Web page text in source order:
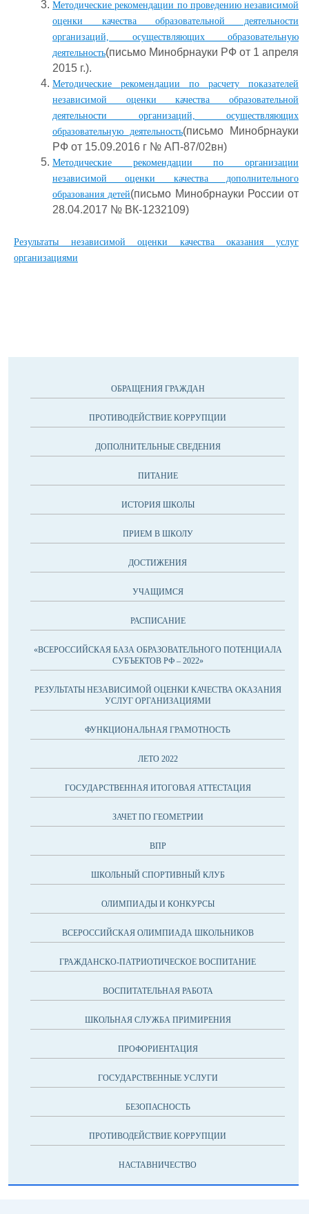
Методические рекомендации по проведению независимой
оценки качества образовательной деятельности
организаций, осуществляющих образовательную
деятельность(письмо Минобрнауки РФ от 1 апреля
2015 г.).
Методические рекомендации по расчету показателей
независимой оценки качества образовательной
деятельности организаций, осуществляющих
образовательную деятельность(письмо Минобрнауки
РФ от 15.09.2016 г № АП-87/02вн)
Методические рекомендации по организации
независимой оценки качества дополнительного
образования детей(письмо Минобрнауки России от
28.04.2017 № ВК-1232109)
Результаты независимой оценки качества оказания услуг
организациями
ОБРАЩЕНИЯ ГРАЖДАН
ПРОТИВОДЕЙСТВИЕ КОРРУПЦИИ
ДОПОЛНИТЕЛЬНЫЕ СВЕДЕНИЯ
ПИТАНИЕ
ИСТОРИЯ ШКОЛЫ
ПРИЕМ В ШКОЛУ
ДОСТИЖЕНИЯ
УЧАЩИМСЯ
РАСПИСАНИЕ
«ВСЕРОССИЙСКАЯ БАЗА ОБРАЗОВАТЕЛЬНОГО ПОТЕНЦИАЛА
СУБЪЕКТОВ РФ – 2022»
РЕЗУЛЬТАТЫ НЕЗАВИСИМОЙ ОЦЕНКИ КАЧЕСТВА ОКАЗАНИЯ
УСЛУГ ОРГАНИЗАЦИЯМИ
ФУНКЦИОНАЛЬНАЯ ГРАМОТНОСТЬ
ЛЕТО 2022
ГОСУДАРСТВЕННАЯ ИТОГОВАЯ АТТЕСТАЦИЯ
ЗАЧЕТ ПО ГЕОМЕТРИИ
ВПР
ШКОЛЬНЫЙ СПОРТИВНЫЙ КЛУБ
ОЛИМПИАДЫ И КОНКУРСЫ
ВСЕРОССИЙСКАЯ ОЛИМПИАДА ШКОЛЬНИКОВ
ГРАЖДАНСКО-ПАТРИОТИЧЕСКОЕ ВОСПИТАНИЕ
ВОСПИТАТЕЛЬНАЯ РАБОТА
ШКОЛЬНАЯ СЛУЖБА ПРИМИРЕНИЯ
ПРОФОРИЕНТАЦИЯ
ГОСУДАРСТВЕННЫЕ УСЛУГИ
БЕЗОПАСНОСТЬ
ПРОТИВОДЕЙСТВИЕ КОРРУПЦИИ
НАСТАВНИЧЕСТВО